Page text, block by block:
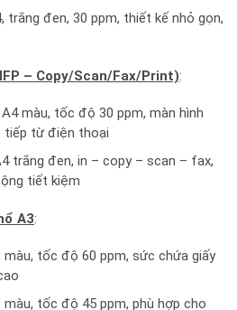
trắng đen, 30 ppm, thiết kế nhỏ gọn,
– Copy/Scan/Fax/Print):
màu, tốc độ 30 ppm, màn hình
tiếp từ điện thoại
trắng đen, in – copy – scan – fax,
tiết kiệm
A3:
màu, tốc độ 60 ppm, sức chứa giấy
màu, tốc độ 45 ppm, phù hợp cho